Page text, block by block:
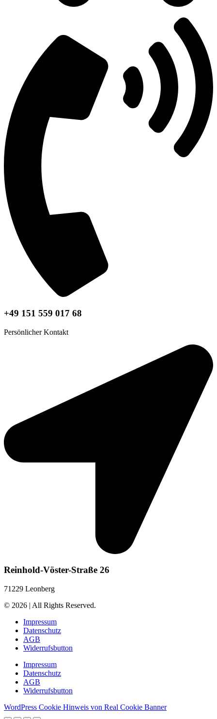
+49 151 559 017 68
Persönlicher Kontakt
Reinhold-Vöster-Straße 26
71229 Leonberg
© 2026 | All Rights Reserved.
Impressum
Datenschutz
AGB
Widerrufsbutton
Impressum
Datenschutz
AGB
Widerrufsbutton
WordPress Cookie Hinweis von Real Cookie Banner